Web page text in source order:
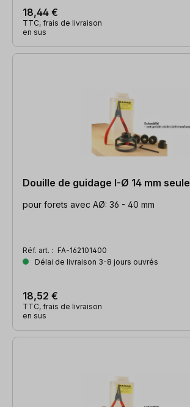
18,44 €
TTC, frais de livraison
en sus
Douille de guidage I-Ø 14 mm seule
pour forets avec AØ: 36 - 40 mm
Réf. art. : FA-162101400
Délai de livraison 3-8 jours ouvrés
18,52 €
TTC, frais de livraison
en sus